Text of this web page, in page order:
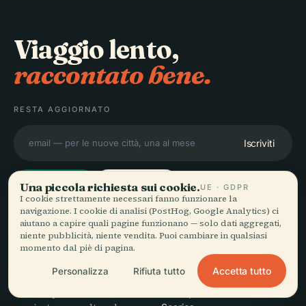
Viaggio lento,
raccontato bene.
RESTA AGGIORNATO
Iscriviti
Audiala
davvero — con fonti oneste,
narrate per la strada,
ESPLORA
Consigli di viaggio
Una piccola richiesta sui cookie.UE · GDPR
I cookie strettamente necessari fanno funzionare la
navigazione. I cookie di analisi (PostHog, Google Analytics) ci
aiutano a capire quali pagine funzionano — solo dati aggregati,
niente pubblicità, niente vendita. Puoi cambiare in qualsiasi
momento dal piè di pagina.
Personalizza Rifiuta tutto Accetta tutto